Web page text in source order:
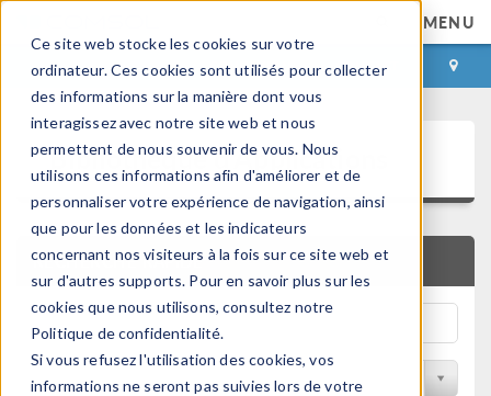
Ce site web stocke les cookies sur votre
ordinateur. Ces cookies sont utilisés pour collecter
des informations sur la manière dont vous
interagissez avec notre site web et nous
permettent de nous souvenir de vous. Nous
utilisons ces informations afin d'améliorer et de
personnaliser votre expérience de navigation, ainsi
que pour les données et les indicateurs
concernant nos visiteurs à la fois sur ce site web et
sur d'autres supports. Pour en savoir plus sur les
cookies que nous utilisons, consultez notre
Politique de confidentialité.
Si vous refusez l'utilisation des cookies, vos
informations ne seront pas suivies lors de votre
MENU
CONNEXION CONTACT
Bibliothèque d'Applications
RECHERCHE RAPIDE
Trier par Discipline